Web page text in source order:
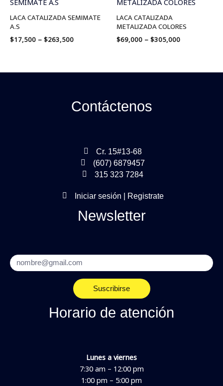
LACA CATALIZADA SEMIMATE
A.S
$17,500 – $263,500
through
$263,500
LACA CATALIZADA
METALIZADA COLORES
$69,000 – $305,000
$69,000
Contáctenos
Cr. 15#13-68
(607) 6879457
315 323 7284
Iniciar sesión | Registrate
Newsletter
Email
Suscribirse
Horario de atención
Lunes a viernes
7:30 am – 12:00 pm
1:00 pm – 5:00 pm